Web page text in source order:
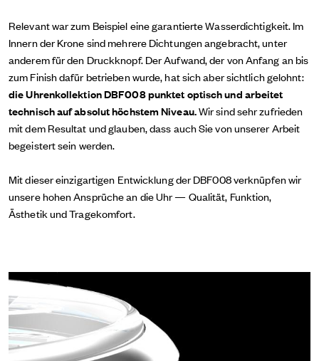
Relevant war zum Beispiel eine garantierte Wasserdichtigkeit. Im
Innern der Krone sind mehrere Dichtungen angebracht, unter
anderem für den Druckknopf. Der Aufwand, der von Anfang an bis
zum Finish dafür betrieben wurde, hat sich aber sichtlich gelohnt:
die Uhrenkollektion DBF008 punktet optisch und arbeitet
technisch auf absolut höchstem Niveau.Wir sind sehr zufrieden
mit dem Resultat und glauben, dass auch Sie von unserer Arbeit
begeistert sein werden.
Mit dieser einzigartigen Entwicklung der DBF008 verknüpfen wir
unsere hohen Ansprüche an die Uhr — Qualität, Funktion,
Ästhetik und Tragekomfort.